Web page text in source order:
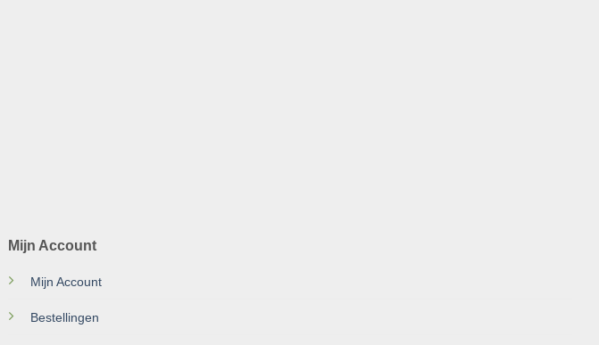
Mijn Account
Mijn Account
Bestellingen